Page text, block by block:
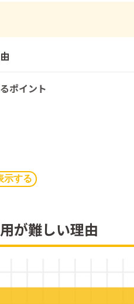
ポイント
示する
が難しい理由